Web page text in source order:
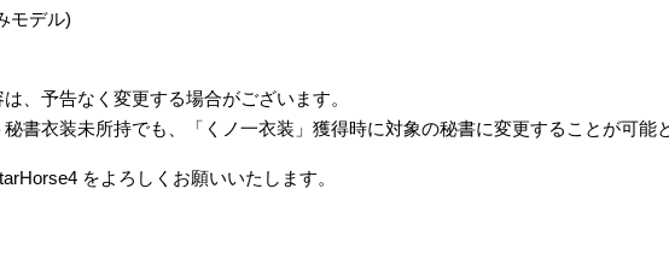
モデル)
、予告なく変更する場合がございます。
書衣装未所持でも、「くノ一衣装」獲得時に対象の秘書に変更することが可能
をよろしくお願いいたします。